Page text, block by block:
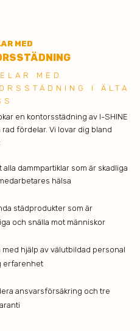
MED
MED
I ÄLTA
en kontorsstädning av I-SHINE
fördelar. Vi lovar dig bland
alla dammpartiklar som är skadliga
hälsa
städprodukter som är
och snälla mot människor
med hjälp av välutbildad personal
erfarenhet
ansvarsförsäkring och tre